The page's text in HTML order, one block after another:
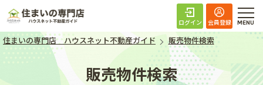
住まいの専門店 ハ
ログイン 会員登録
住まいの専門店 ハウスネット不動産ガイド 販売物件検索
販売物件検索